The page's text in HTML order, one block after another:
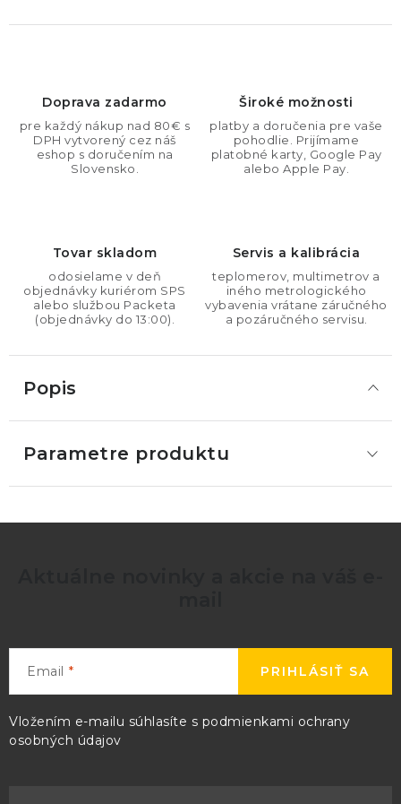
Doprava zadarmo
pre každý nákup nad 80€ s
DPH vytvorený cez náš
eshop s doručením na
Slovensko.
Široké možnosti
platby a doručenia pre vaše
pohodlie. Prijímame
platobné karty, Google Pay
alebo Apple Pay.
Tovar skladom
odosielame v deň
objednávky kuriérom SPS
alebo službou Packeta
(objednávky do 13:00).
Servis a kalibrácia
teplomerov, multimetrov a
iného metrologického
vybavenia vrátane záručného
a pozáručného servisu.
Popis
Parametre produktu
Email
Vložením e-mailu súhlasíte s podmienkami ochrany
osobných údajov
PRIHLÁSIŤ SA